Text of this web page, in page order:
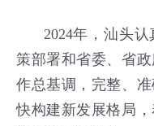
2024年，汕头
策部署和省委、省
作总基调，完整、
快构建新发展格局